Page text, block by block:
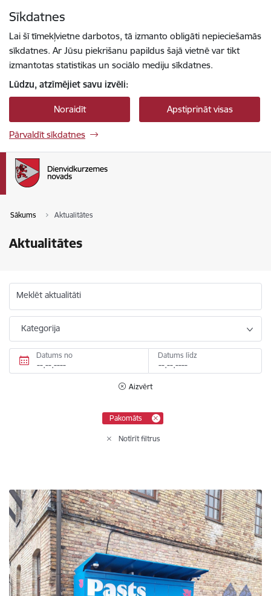
Sīkdatnes
Lai šī tīmekļvietne darbotos, tā izmanto obligāti nepieciešamās
sīkdatnes. Ar Jūsu piekrišanu papildus šajā vietnē var tikt
izmantotas statistikas un sociālo mediju sīkdatnes.
Lūdzu, atzīmējiet savu izvēli:
Noraidīt Apstiprināt visas
Pārvaldīt sīkdatnes
Sākums Aktualitātes
Aktualitātes
Meklēt aktualitāti
Kategorija
Datums no Datums līdz
Aizvērt
Pakomāts
Notīrīt filtrus